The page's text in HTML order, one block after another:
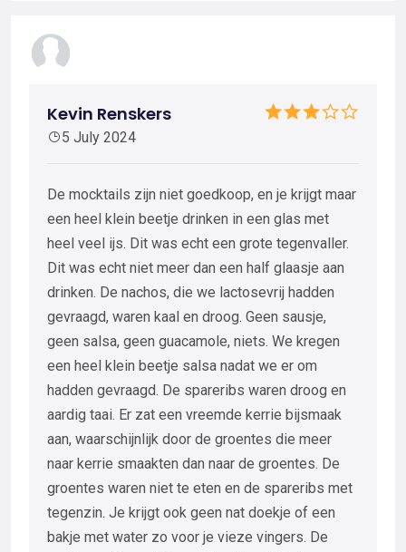
Kevin Renskers
5 July 2024
De mocktails zijn niet goedkoop, en je krijgt maar
een heel klein beetje drinken in een glas met
heel veel ijs. Dit was echt een grote tegenvaller.
Dit was echt niet meer dan een half glaasje aan
drinken. De nachos, die we lactosevrij hadden
gevraagd, waren kaal en droog. Geen sausje,
geen salsa, geen guacamole, niets. We kregen
een heel klein beetje salsa nadat we er om
hadden gevraagd. De spareribs waren droog en
aardig taai. Er zat een vreemde kerrie bijsmaak
aan, waarschijnlijk door de groentes die meer
naar kerrie smaakten dan naar de groentes. De
groentes waren niet te eten en de spareribs met
tegenzin. Je krijgt ook geen nat doekje of een
bakje met water zo voor je vieze vingers. De